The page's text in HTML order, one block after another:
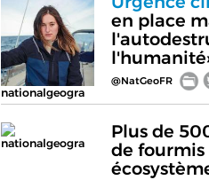
nationalgeogra
en place
@NatGeoFR
nationalgeogra
Plus de
de